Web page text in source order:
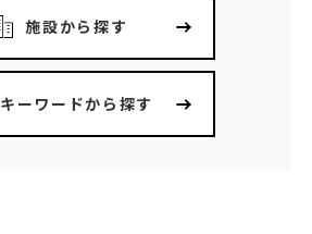
施設から探す
キーワードから探す